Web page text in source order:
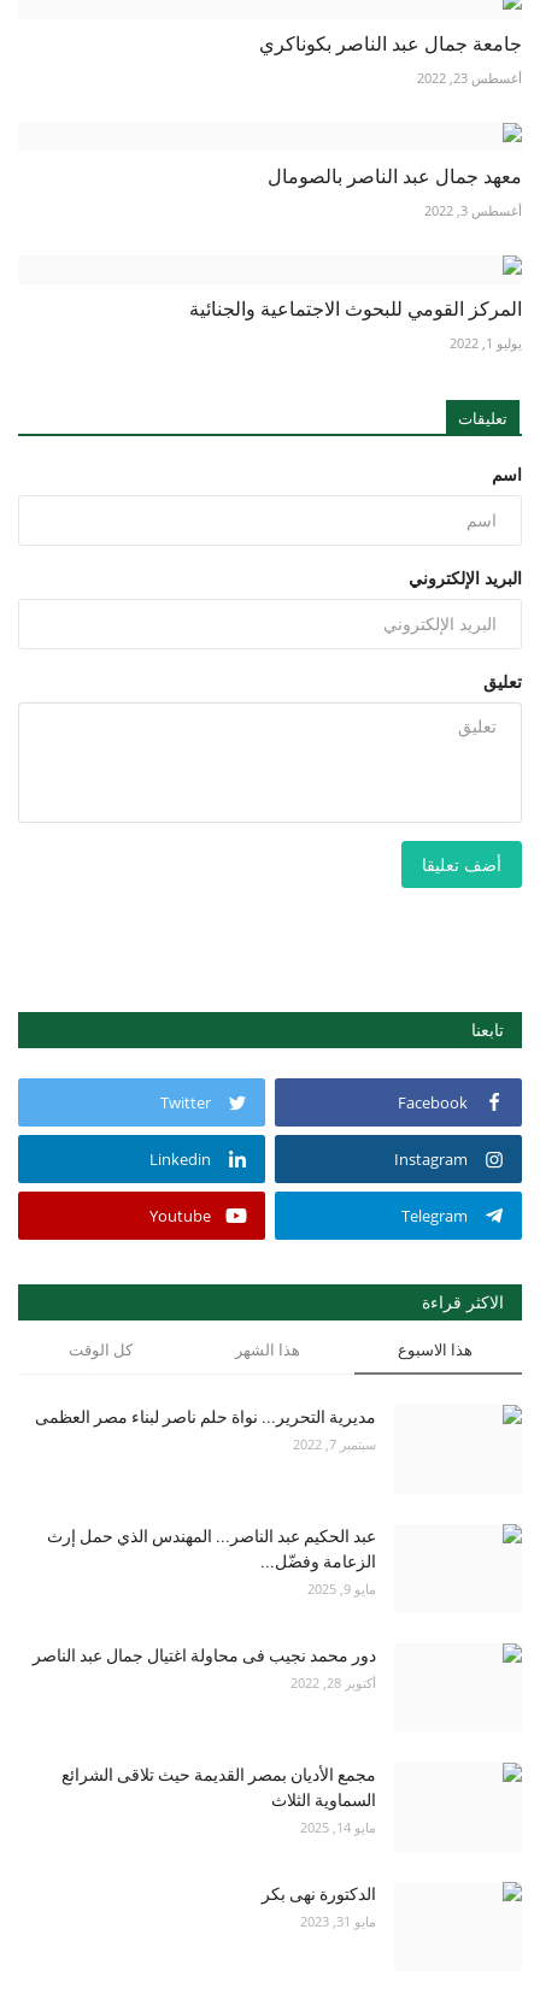
جامعة جمال عبد الناصر بكوناكري
أغسطس 23, 2022
معهد جمال عبد الناصر بالصومال
أغسطس 3, 2022
المركز القومي للبحوث الاجتماعية والجنائية
يوليو 1, 2022
تعليقات
اسم
البريد الإلكتروني
تعليق
أضف تعليقا
تابعنا
Facebook
Twitter
Instagram
Linkedin
Telegram
Youtube
الاكثر قراءة
هذا الاسبوع هذا الشهر كل الوقت
مديرية التحرير... نواة حلم ناصر لبناء مصر العظمى
سبتمبر 7, 2022
عبد الحكيم عبد الناصر... المهندس الذي حمل إرث
الزعامة وفضّل...
مايو 9, 2025
دور محمد نجيب فى محاولة اغتيال جمال عبد الناصر
أكتوبر 28, 2022
مجمع الأديان بمصر القديمة حيث تلاقى الشرائع
السماوية الثلاث
مايو 14, 2025
الدكتورة نهى بكر
مايو 31, 2023